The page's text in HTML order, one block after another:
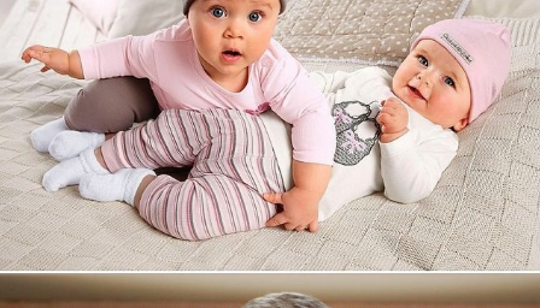
Увеличили выручку интернет-
магазину topdatop.ru на 25%!
Смотреть проект